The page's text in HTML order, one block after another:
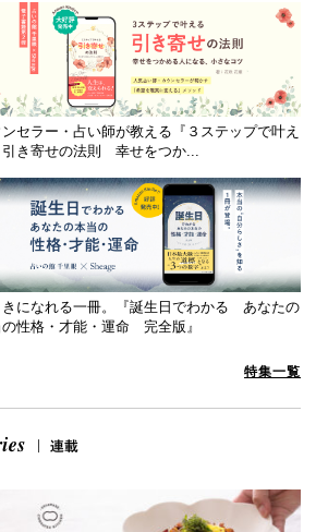
セラー・占い師が教える『３ステップで叶え
き寄せの法則 幸せをつか...
きになれる一冊。『誕生日でわかる あなたの
性格・才能・運命 完全版』
特集一覧